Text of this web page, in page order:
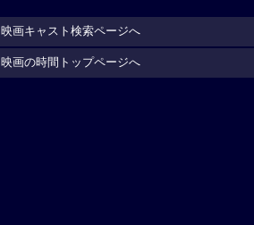
映画キャスト検索ページへ
映画の時間トップページへ